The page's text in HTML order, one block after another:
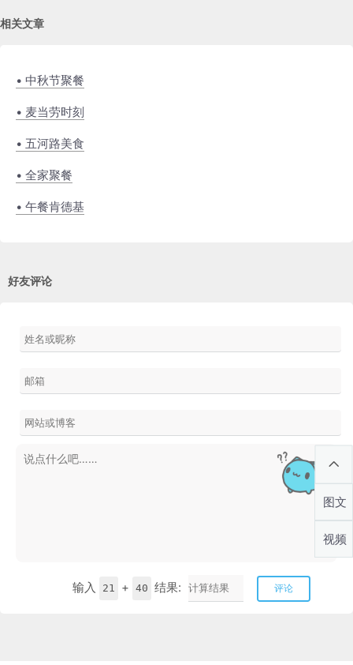
相关文章
• 中秋节聚餐
• 麦当劳时刻
• 五河路美食
• 全家聚餐
• 午餐肯德基
好友评论
输入 21 + 40 结果: 评论
图文
视频